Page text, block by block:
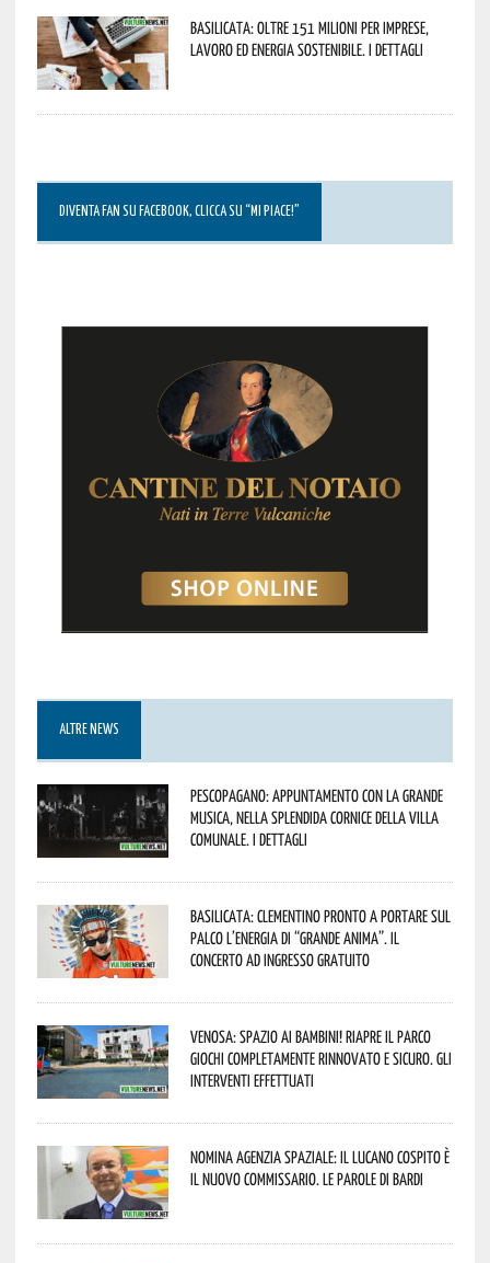
Basilicata: oltre 151 milioni per imprese,
lavoro ed energia sostenibile. I dettagli
DIVENTA FAN SU FACEBOOK, CLICCA SU “MI PIACE!”
ALTRE NEWS
Pescopagano: appuntamento con la grande
musica, nella splendida cornice della Villa
Comunale. I dettagli
Basilicata: Clementino pronto a portare sul
palco l’energia di “Grande Anima”. Il
concerto ad ingresso gratuito
Venosa: spazio ai bambini! Riapre il Parco
Giochi completamente rinnovato e sicuro. Gli
interventi effettuati
Nomina Agenzia Spaziale: il lucano Cospito è
il nuovo commissario. Le parole di Bardi